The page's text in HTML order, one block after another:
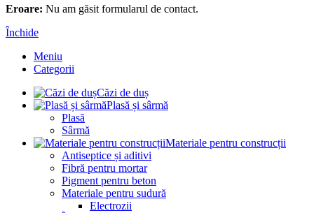
Eroare: Nu am găsit formularul de contact.
Închide
Meniu
Categorii
Căzi de duș
Plasă și sârmă
Plasă
Sârmă
Materiale pentru construcții
Antiseptice și aditivi
Fibră pentru mortar
Pigment pentru beton
Materiale pentru sudură
Electrozii